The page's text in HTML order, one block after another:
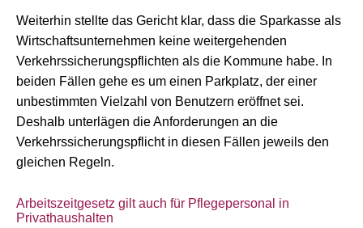
Weiterhin stellte das Gericht klar, dass die Sparkasse als
Wirtschaftsunternehmen keine weitergehenden
Verkehrssicherungspflichten als die Kommune habe. In
beiden Fällen gehe es um einen Parkplatz, der einer
unbestimmten Vielzahl von Benutzern eröffnet sei.
Deshalb unterlägen die Anforderungen an die
Verkehrssicherungspflicht in diesen Fällen jeweils den
gleichen Regeln.
Arbeitszeitgesetz gilt auch für Pflegepersonal in
Privathaushalten